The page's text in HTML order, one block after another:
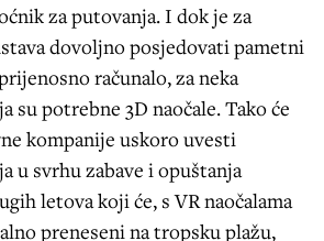
za putovanja. I dok je za
dovoljno posjedovati pametni
računalo, za neka
su potrebne 3D naočale. Tako će
kompanije uskoro uvesti
u svrhu zabave i opuštanja
letova koji će, s VR naočalama
preneseni na tropsku plažu,